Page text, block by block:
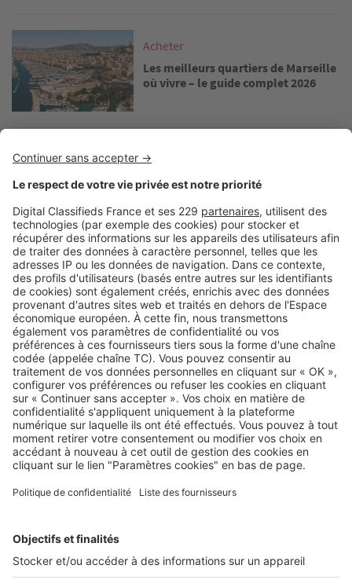
Acheter
Les meilleurs quartiers de Marseille
où vivre – le guide complet 2026
Image
Investir
Immobilier neuf : où investir dans la
région Grand Est ?
Image
Acheter
Vivre à Bordeaux : dans quel
quartier acheter dans la cité
girondine ?
Image
Investir
Top 5 des villes les plus ensoleillées
de France pour vivre et investir au
soleil
Image
Investir